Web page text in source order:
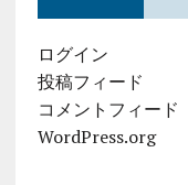
ログイン
投稿フィード
コメントフィード
WordPress.org